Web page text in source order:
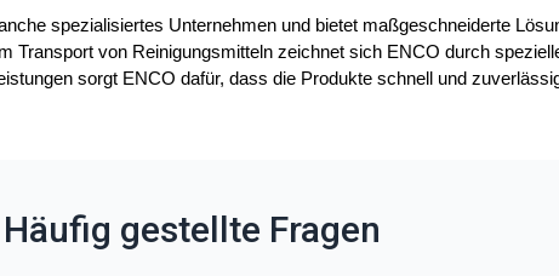
spezialisiertes Unternehmen und bietet maßgeschneiderte
Transport von Reinigungsmitteln zeichnet sich ENCO durch
sorgt ENCO dafür, dass die Produkte schnell und
Häufig gestellte Fragen